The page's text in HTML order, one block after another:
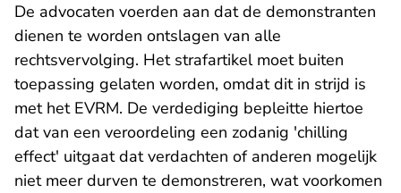
De advocaten voerden aan dat de demonstranten
dienen te worden ontslagen van alle
rechtsvervolging. Het strafartikel moet buiten
toepassing gelaten worden, omdat dit in strijd is
met het EVRM. De verdediging bepleitte hiertoe
dat van een veroordeling een zodanig 'chilling
effect' uitgaat dat verdachten of anderen mogelijk
niet meer durven te demonstreren, wat voorkomen